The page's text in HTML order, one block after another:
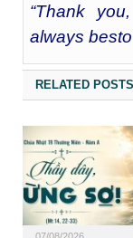
“Thank
always
RELATED POSTS